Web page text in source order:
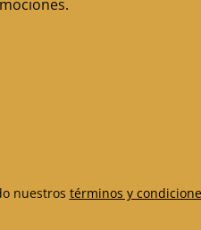
nuestros términos y